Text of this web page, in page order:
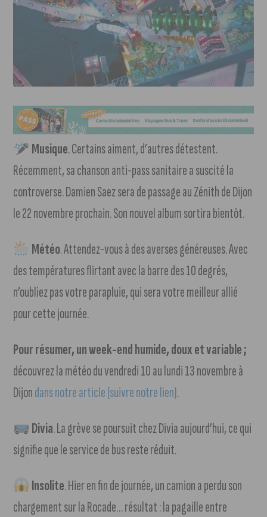
Musique. Certains aiment, d’autres détestent.
Récemment, sa chanson anti-pass sanitaire a suscité la
controverse. Damien Saez sera de passage au Zénith de Dijon
le 22 novembre prochain. Son nouvel album sortira bientôt.
Météo. Attendez-vous à des averses généreuses. Avec
des températures flirtant avec la barre des 10 degrés,
n’oubliez pas votre parapluie, qui sera votre meilleur allié
pour cette journée.
Pour résumer, un week-end humide, doux et variable ;
découvrez la météo du vendredi 10 au lundi 13 novembre à
Dijondans notre article (suivre notre lien).
Divia. La grève se poursuit chez Divia aujourd’hui, ce qui
signifie que le service de bus reste réduit.
Insolite. Hier en fin de journée, un camion a perdu son
chargement sur la Rocade… résultat : la pagaille entre